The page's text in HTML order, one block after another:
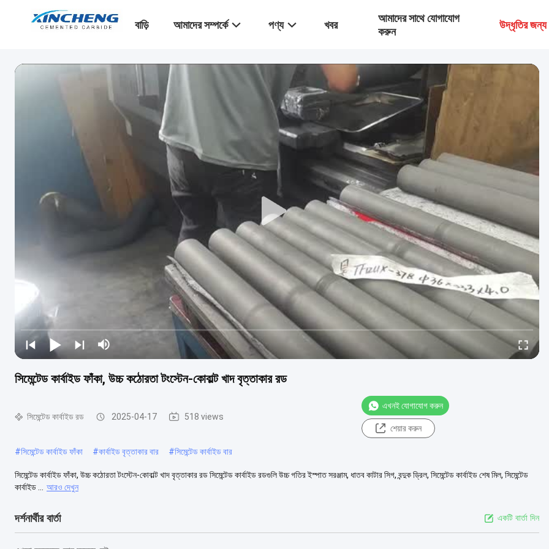
বাড়ি আমাদের সম্পর্কে পণ্য খবর
আমাদের সাথে যোগাযোগ
করুন
উদ্ধৃতির
সিমেন্টেড কার্বাইড ফাঁকা, উচ্চ কঠোরতা টংস্টেন-কোবাল্ট খাদ বৃত্তাকার রড
সিমেন্টেড কার্বাইড রড 2025-04-17 518 views
এখনই যোগাযোগ করুন
শেয়ার করুন
#সিমেন্টেড কার্বাইড ফাঁকা #কার্বাইড বৃত্তাকার বার #সিমেন্টেড কার্বাইড বার
সিমেন্টেড কার্বাইড ফাঁকা, উচ্চ কঠোরতা টংস্টেন-কোবাল্ট খাদ বৃত্তাকার রড সিমেন্টেড কার্বাইড রডগুলি উচ্চ গতির ইস্পাত সরঞ্জাম, ধাতব কাটার সিগ, বন্দুক ড্রিল, সিমেন্টেড কার্বাইড শেষ মিল, সিমেন্টেড
কার্বাইড ...
আরও দেখুন
দর্শনার্থীর বার্তা একটি বার্তা দিন